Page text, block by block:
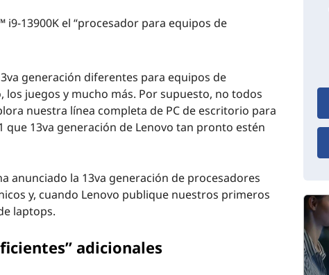
i9-13900K el “procesador para equipos de
generación diferentes para equipos de
juegos y mucho más. Por supuesto, no todos
nuestra línea completa de PC de escritorio para
13va generación de Lenovo tan pronto estén
anunciado la 13va generación de procesadores
y, cuando Lenovo publique nuestros primeros
laptops.
adicionales